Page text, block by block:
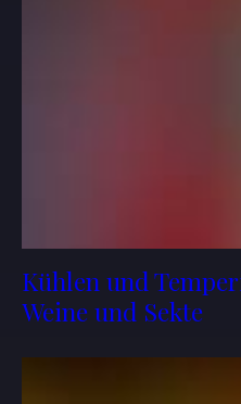
Kühlen und
Weine und Sekte